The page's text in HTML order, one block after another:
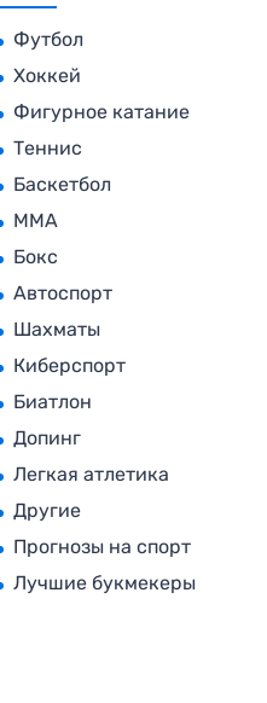
Футбол
Хоккей
Фигурное катание
Теннис
Баскетбол
MMA
Бокс
Автоспорт
Шахматы
Киберспорт
Биатлон
Допинг
Легкая атлетика
Другие
Прогнозы на спорт
Лучшие букмекеры